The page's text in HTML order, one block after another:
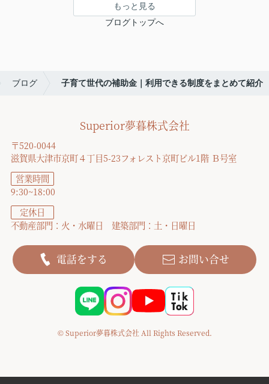
もっと見る
ブログトップへ
ブログ 子育て世代の補助金｜利用できる制度をまとめて紹介
Superior夢暮株式会社
〒520-0044
滋賀県大津市京町４丁目5-23フォレスト京町ビル1階 Ｂ号室
営業時間
9:30~18:00
定休日
不動産部門：火・水曜日 建築部門：土・日曜日
電話をする お問い合せ
© Superior夢暮株式会社 All Rights Reserved.